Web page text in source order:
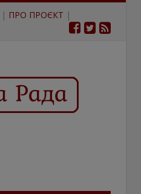
| ПРО ПРОЄКТ |